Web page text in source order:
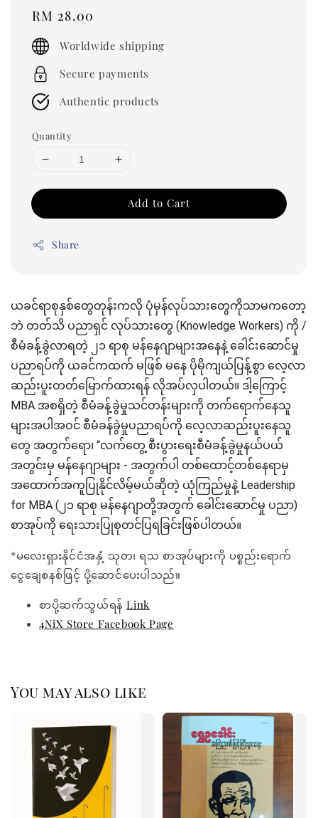
Regular
price
RM 28.00
Worldwide shipping
Secure payments
Authentic products
Quantity
Add to Cart
Share
ယခင်ရာစုနှစ်တွေတုန်းကလို ပုံမှန်လုပ်သားတွေကိုသာမကတော့
ဘဲ တတ်သိ ပညာရှင် လုပ်သားတွေ (Knowledge Workers) ကို /
စီမံခန့်ခွဲလာရတဲ့ ၂၁ ရာစု မန်နေဂျာများအနေနဲ့ ခေါင်းဆောင်မှု
ပညာရပ်ကို ယခင်ကထက် မဖြစ် မနေ ပိုမိုကျယ်ပြန့်စွာ လေ့လာ
ဆည်းပူးတတ်မြောက်ထားရန် လိုအပ်လှပါတယ်။ ဒါ့ကြောင့်
MBA အစရှိတဲ့ စီမံခန့်ခွဲမှုသင်တန်းများကို တက်ရောက်နေသူ
များအပါအဝင် စီမံခန်ခွဲမှုပညာရပ်ကို လေ့လာဆည်းပူးနေသူ
တွေ အတွက်ရော၊ “လက်တွေ့ စီးပွားရေးစီမံခန့်ခွဲမှုနယ်ပယ်
အတွင်းမှ မန်နေဂျာများ - အတွက်ပါ တစ်ထောင့်တစ်နေရာမှ
အထောက်အကူပြုနိုင်လိမ့်မယ်ဆိုတဲ့ ယုံကြည်မှုနဲ့ Leadership
for MBA (၂၁ ရာစု မန်နေဂျာတို့အတွက် ခေါင်းဆောင်မှု ပညာ)
စာအုပ်ကို ရေးသားပြုစုတင်ပြရခြင်းဖြစ်ပါတယ်။
*မလေးရှားနိုင်ငံအနှံ့ သုတ၊ ရသ စာအုပ်များကို ပစ္စည်းရောက်
ငွေချေစနစ်ဖြင့် ပို့ဆောင်ပေးပါသည်။
စာပို့ဆက်သွယ်ရန်Link
4NiX Store Facebook Page
You may also like